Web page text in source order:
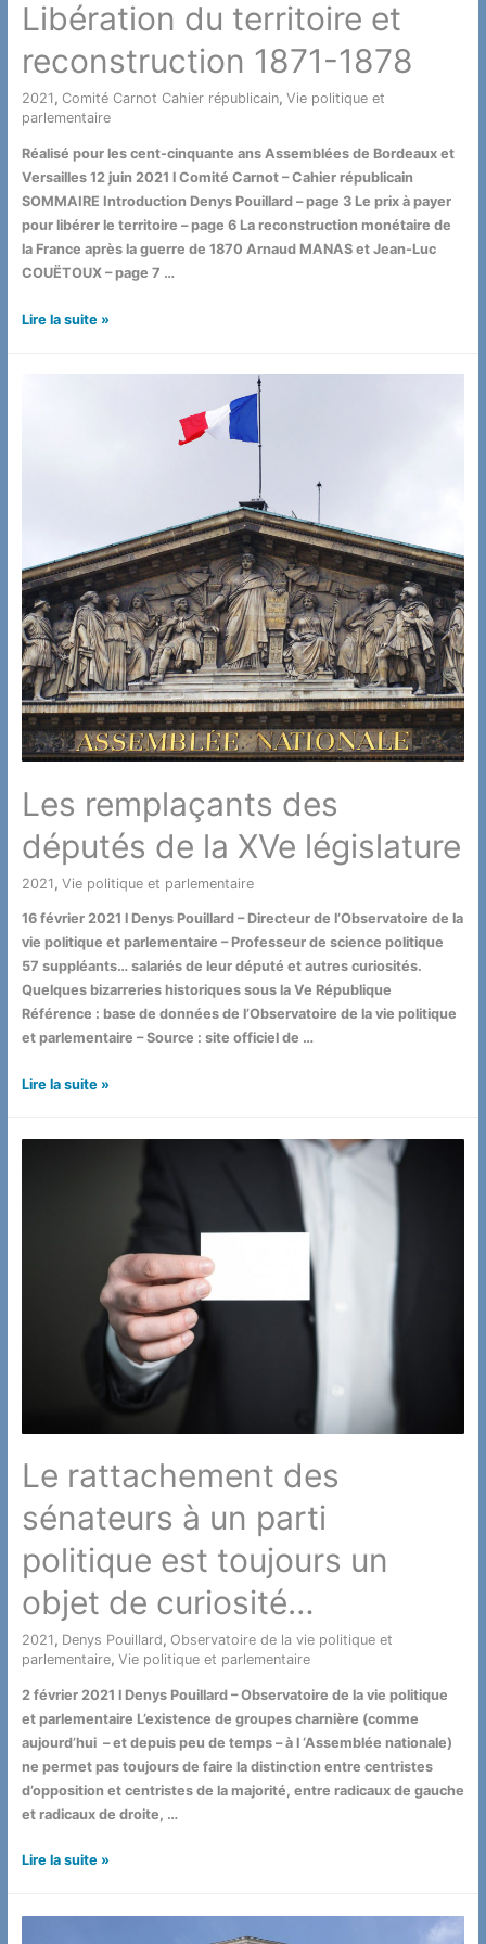
Libération du territoire et
reconstruction 1871-1878
2021 , Comité Carnot Cahier républicain, Vie politique et
parlementaire/ Par
Réalisé pour les cent-cinquante ans Assemblées de Bordeaux et
Versailles 12 juin 2021 l Comité Carnot – Cahier républicain
SOMMAIRE Introduction Denys Pouillard – page 3 Le prix à payer
pour libérer le territoire – page 6 La reconstruction monétaire de
la France après la guerre de 1870 Arnaud MANAS et Jean-Luc
COUËTOUX – page 7 …
Libération
Lire la suite »
Les remplaçants des
députés de la XVe législature
2021, Vie politique et parlementaire/ Par
16 février 2021 l Denys Pouillard – Directeur de l’Observatoire de la
vie politique et parlementaire – Professeur de science politique
57 suppléants… salariés de leur député et autres curiosités.
Quelques bizarreries historiques sous la Ve République
Référence : base de données de l’Observatoire de la vie politique
et parlementaire – Source : site officiel de …
Les
Lire la suite »
Le rattachement des
sénateurs à un parti
politique est toujours un
objet de curiosité…
2021 , Denys Pouillard, Observatoire de la vie politique et
parlementaire, Vie politique et parlementaire/ Par
2 février 2021 l Denys Pouillard – Observatoire de la vie politique
et parlementaire L’existence de groupes charnière (comme
aujourd’hui – et depuis peu de temps – à l ‘Assemblée nationale)
ne permet pas toujours de faire la distinction entre centristes
d’opposition et centristes de la majorité, entre radicaux de gauche
et radicaux de droite, …
Le
Lire la suite »